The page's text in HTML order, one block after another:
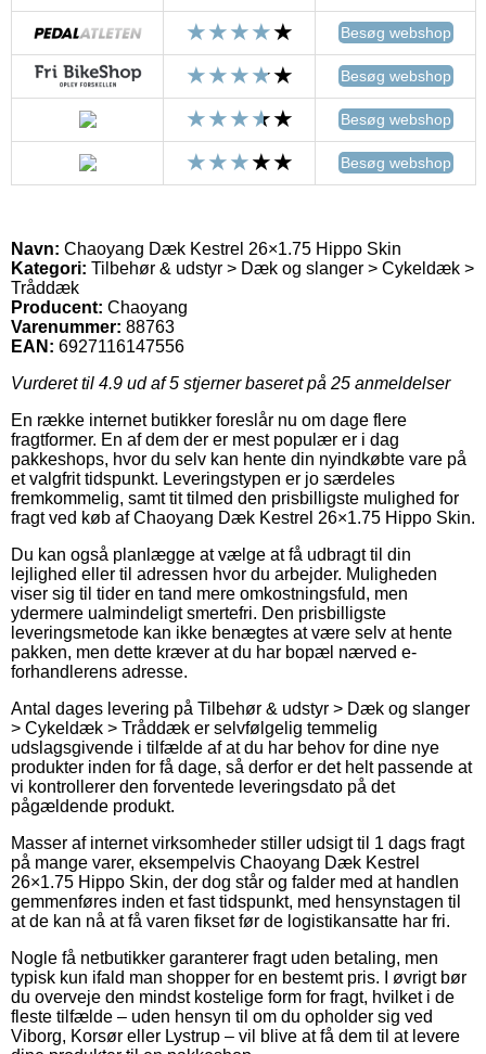
Besøg webshop
Besøg webshop
Besøg webshop
Besøg webshop
Navn: Chaoyang Dæk Kestrel 26×1.75 Hippo Skin
Kategori: Tilbehør & udstyr > Dæk og slanger > Cykeldæk >
Tråddæk
Producent: Chaoyang
Varenummer: 88763
EAN: 6927116147556
Vurderet til 4.9 ud af 5 stjerner baseret på 25 anmeldelser
En række internet butikker foreslår nu om dage flere
fragtformer. En af dem der er mest populær er i dag
pakkeshops, hvor du selv kan hente din nyindkøbte vare på
et valgfrit tidspunkt. Leveringstypen er jo særdeles
fremkommelig, samt tit tilmed den prisbilligste mulighed for
fragt ved køb af Chaoyang Dæk Kestrel 26×1.75 Hippo Skin.
Du kan også planlægge at vælge at få udbragt til din
lejlighed eller til adressen hvor du arbejder. Muligheden
viser sig til tider en tand mere omkostningsfuld, men
ydermere ualmindeligt smertefri. Den prisbilligste
leveringsmetode kan ikke benægtes at være selv at hente
pakken, men dette kræver at du har bopæl nærved e-
forhandlerens adresse.
Antal dages levering på Tilbehør & udstyr > Dæk og slanger
> Cykeldæk > Tråddæk er selvfølgelig temmelig
udslagsgivende i tilfælde af at du har behov for dine nye
produkter inden for få dage, så derfor er det helt passende at
vi kontrollerer den forventede leveringsdato på det
pågældende produkt.
Masser af internet virksomheder stiller udsigt til 1 dags fragt
på mange varer, eksempelvis Chaoyang Dæk Kestrel
26×1.75 Hippo Skin, der dog står og falder med at handlen
gemmenføres inden et fast tidspunkt, med hensynstagen til
at de kan nå at få varen fikset før de logistikansatte har fri.
Nogle få netbutikker garanterer fragt uden betaling, men
typisk kun ifald man shopper for en bestemt pris. I øvrigt bør
du overveje den mindst kostelige form for fragt, hvilket i de
fleste tilfælde – uden hensyn til om du opholder sig ved
Viborg, Korsør eller Lystrup – vil blive at få dem til at levere